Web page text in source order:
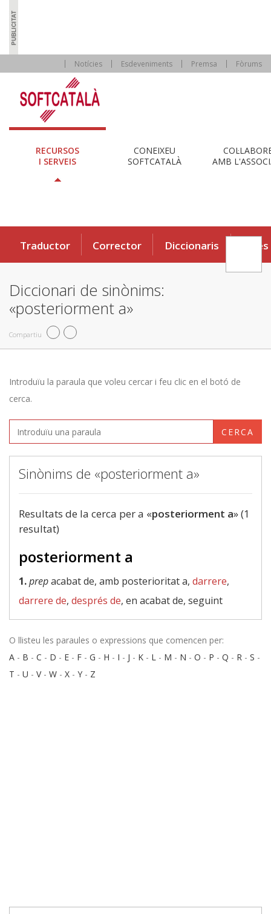
Notícies Esdeveniments Premsa Fòrums
RECURSOS
I SERVEIS
CONEIXEU
SOFTCATALÀ
AMB
Traductor Corrector Diccionaris Eines
Diccionari de sinònims:
«posteriorment a»
Compartiu
Introduïu la paraula que voleu cercar i feu clic en el botó de
cerca.
CERCA
Sinònims de «posteriorment a»
Resultats de la cerca per a «posteriorment a» (1
resultat)
posteriorment a
1.prepacabat de, amb posterioritat a, darrere,
darrere de, després de, en acabat de, seguint
O llisteu les paraules o expressions que comencen per:
A - B - C - D - E - F - G - H - I - J - K - L - M - N - O - P - Q - R - S -
T - U - V- W - X - Y - Z